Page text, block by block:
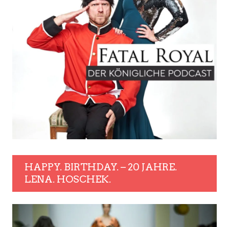
HAPPY. BIRTHDAY. – 20 JAHRE.
LENA. HOSCHEK.